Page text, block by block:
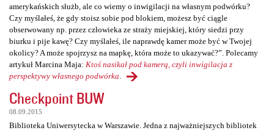
amerykańskich służb, ale co wiemy o inwigilacji na własnym podwórku?
Czy myślałeś, że gdy stoisz sobie pod blokiem, możesz być ciągle
obserwowany np. przez człowieka ze straży miejskiej, który siedzi przy
biurku i pije kawę? Czy myślałeś, ile naprawdę kamer może być w Twojej
okolicy? A może spojrzysz na mapkę, która może to ukazywać?”. Polecamy
artykuł Marcina Maja: Ktoś nasikał pod kamerą, czyli inwigilacja z
perspektywy własnego podwórka
Checkpoint BUW
08.09.2015
Biblioteka Uniwersytecka w Warszawie. Jedna z najważniejszych bibliotek